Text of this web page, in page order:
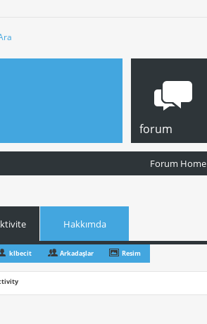
forum
Forum Home
Hakkımda
klbecit Arkadaşlar Resim